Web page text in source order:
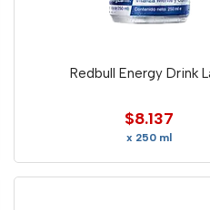
Redbull Energy Drink
$8.137
x 250 ml